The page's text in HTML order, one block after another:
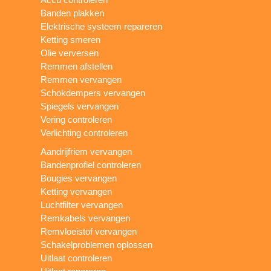
Banden plakken
Elektrische systeem repareren
Ketting smeren
Olie verversen
Remmen afstellen
Remmen vervangen
Schokdempers vervangen
Spiegels vervangen
Vering controleren
Verlichting controleren
Aandrijfriem vervangen
Bandenprofiel controleren
Bougies vervangen
Ketting vervangen
Luchtfilter vervangen
Remkabels vervangen
Remvloeistof vervangen
Schakelproblemen oplossen
Uitlaat controleren